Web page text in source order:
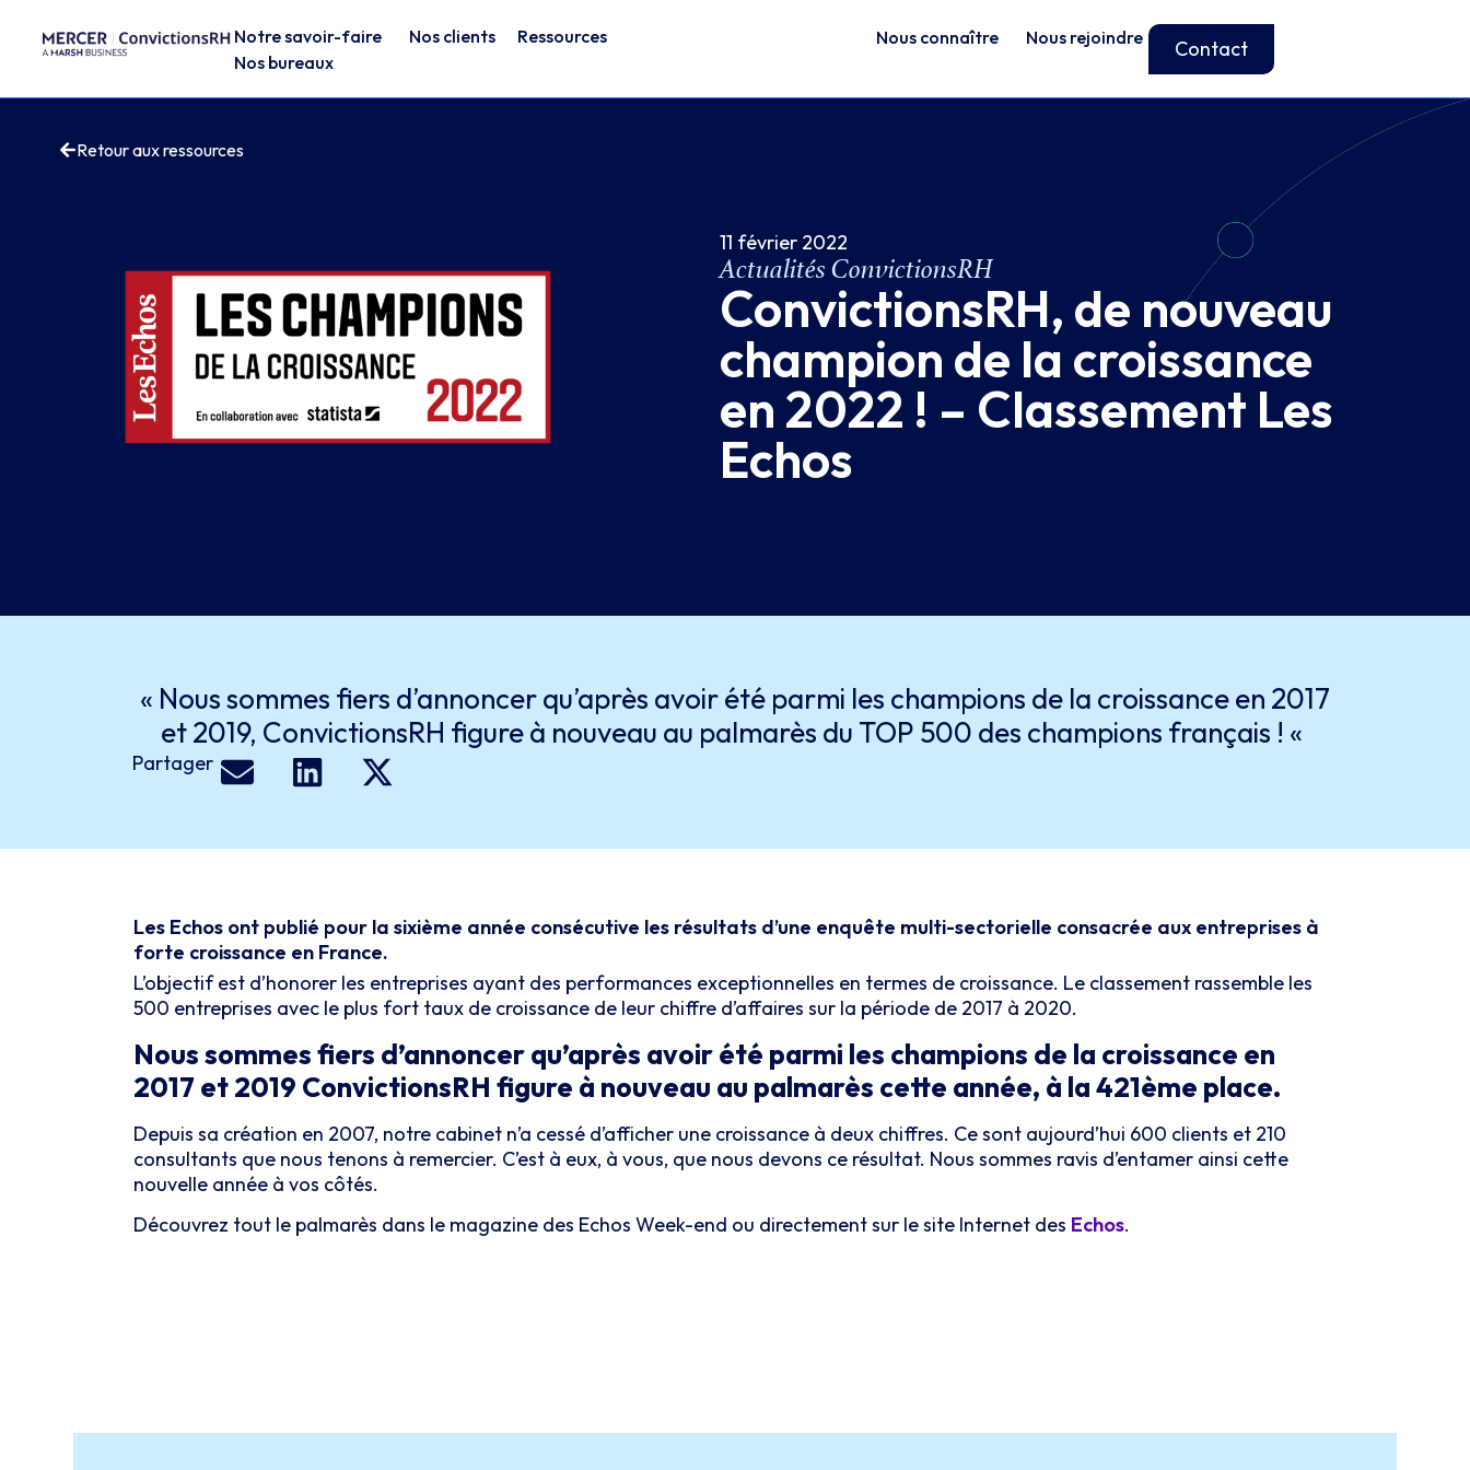
Notre savoir-faire Nos clients
Ressources
Nos bureaux
Nous connaître Nous rejoindre Contact
11 février 2022
Actualités ConvictionsRH
ConvictionsRH, de nouveau
champion de la croissance
en 2022 ! – Classement Les
Echos
Retour aux ressources
« Nous sommes fiers d’annoncer qu’après avoir été parmi les champions de la croissance en 2017
et 2019, ConvictionsRH figure à nouveau au palmarès du TOP 500 des champions français ! «
Partager
Les Echos ont publié pour la sixième année consécutive les résultats d’une enquête multi-sectorielle consacrée aux entreprises à
forte croissance en France.
L’objectif est d’honorer les entreprises ayant des performances exceptionnelles en termes de croissance. Le classement rassemble les
500 entreprises avec le plus fort taux de croissance de leur chiffre d’affaires sur la période de 2017 à 2020.
Nous sommes fiers d’annoncer qu’après avoir été parmi les champions de la croissance en
2017 et 2019 ConvictionsRH figure à nouveau au palmarès cette année, à la 421ème place.
Depuis sa création en 2007, notre cabinet n’a cessé d’afficher une croissance à deux chiffres. Ce sont aujourd’hui 600 clients et 210
consultants que nous tenons à remercier. C’est à eux, à vous, que nous devons ce résultat. Nous sommes ravis d’entamer ainsi cette
nouvelle année à vos côtés.
Découvrez tout le palmarès dans le magazine des Echos Week-end ou directement sur le site Internet des Echos.